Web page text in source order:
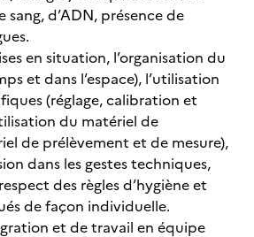
sang, d’ADN, présence de
en situation, l’organisation du
et dans l’espace), l’utilisation
(réglage, calibration et
du matériel de
de prélèvement et de mesure),
dans les gestes techniques,
des règles d’hygiène et
de façon individuelle.
et de travail en équipe